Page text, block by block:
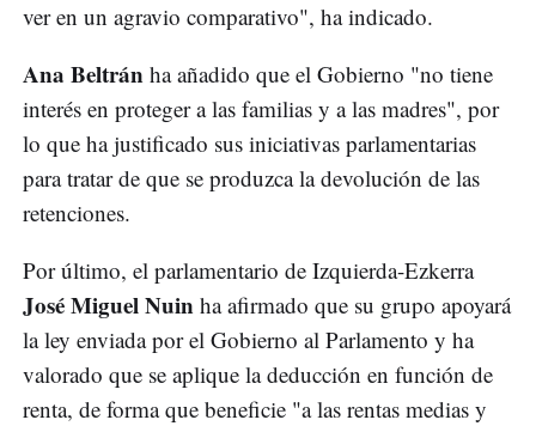
ver en un agravio comparativo", ha indicado.
Ana Beltrán ha añadido que el Gobierno "no tiene
interés en proteger a las familias y a las madres", por
lo que ha justificado sus iniciativas parlamentarias
para tratar de que se produzca la devolución de las
retenciones.
Por último, el parlamentario de Izquierda-Ezkerra
José Miguel Nuin ha afirmado que su grupo apoyará
la ley enviada por el Gobierno al Parlamento y ha
valorado que se aplique la deducción en función de
renta, de forma que beneficie "a las rentas medias y